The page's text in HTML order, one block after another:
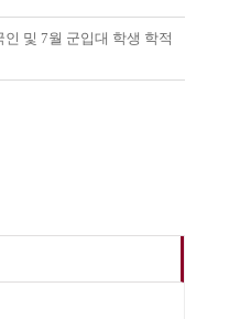
및 7월 군입대 학생 학적